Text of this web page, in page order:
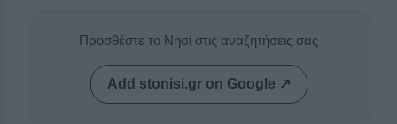
Προσθέστε το Νησί στις αναζητήσεις σας
Add stonisi.gr on Google ↗